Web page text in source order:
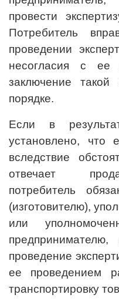
провести
Потребитель
проведении
несогласия с ее
заключение такой
порядке.
Если в
установлено, что
вследствие
отвечает
потребитель
(изготовителю),
или
проведение
ее проведением
транспортировку